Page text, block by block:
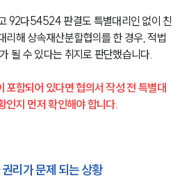
92다54524 판결도 특별대리인 없이 친
리해 상속재산분할협의를 한 경우, 적법
될 수 있다는 취지로 판단했습니다.
포함되어 있다면 협의서 작성 전 특별대
인지 먼저 확인해야 합니다.
리가 문제 되는 상황